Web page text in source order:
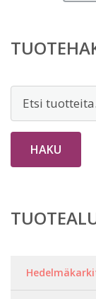
Etsi:
HAKU